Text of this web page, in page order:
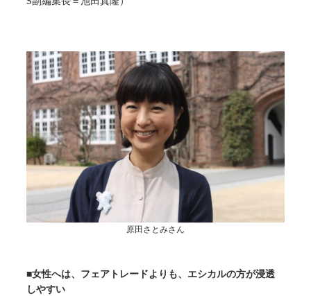
原田さとみさん
■女性へは、フェアトレードよりも、エシカルの方が浸透
しやすい